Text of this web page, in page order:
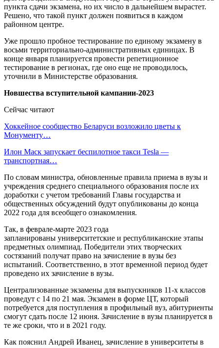
пункта сдачи экзамена, но их число в дальнейшем вырастет.
Решено, что такой пункт должен появиться в каждом
районном центре.
Уже прошло пробное тестирование по единому экзамену в
восьми территориально-административных единицах. В
конце января планируется провести репетиционное
тестирование в регионах, где оно еще не проводилось,
уточнили в Министерстве образования.
Новшества вступительной кампании-2023
Сейчас читают
Хоккейное сообщество Беларуси возложило цветы к
Монументу…
Илон Маск запускает беспилотное такси Tesla —
транспортная…
По словам министра, обновленные правила приема в вузы и
учреждения среднего специального образования после их
доработки с учетом требований Главы государства и
общественных обсуждений будут опубликованы до конца
2022 года для всеобщего ознакомления.
Так, в феврале-марте 2023 года
запланированы университетские и республиканские этапы
предметных олимпиад. Победители этих творческих
состязаний получат право на зачисление в вузы без
испытаний. Соответственно, в этот временной период будет
проведено их зачисление в вузы.
Централизованные экзамены для выпускников 11-х классов
проведут с 14 по 21 мая. Экзамен в форме ЦТ, который
потребуется для поступления в профильный вуз, абитуриенты
смогут сдать после 12 июня. Зачисление в вузы планируется в
те же сроки, что и в 2021 году.
Как пояснил Андрей Иванец, зачисление в университеты в